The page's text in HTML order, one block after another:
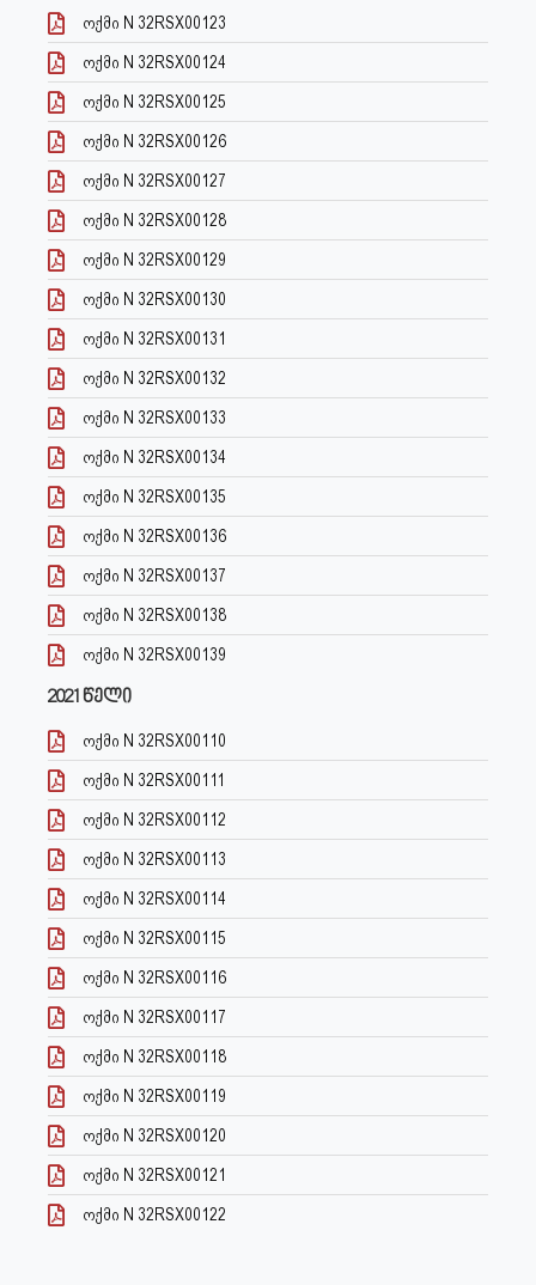
ოქმი N 32RSX00123
ოქმი N 32RSX00124
ოქმი N 32RSX00125
ოქმი N 32RSX00126
ოქმი N 32RSX00127
ოქმი N 32RSX00128
ოქმი N 32RSX00129
ოქმი N 32RSX00130
ოქმი N 32RSX00131
ოქმი N 32RSX00132
ოქმი N 32RSX00133
ოქმი N 32RSX00134
ოქმი N 32RSX00135
ოქმი N 32RSX00136
ოქმი N 32RSX00137
ოქმი N 32RSX00138
ოქმი N 32RSX00139
2021 წელი
ოქმი N 32RSX00110
ოქმი N 32RSX00111
ოქმი N 32RSX00112
ოქმი N 32RSX00113
ოქმი N 32RSX00114
ოქმი N 32RSX00115
ოქმი N 32RSX00116
ოქმი N 32RSX00117
ოქმი N 32RSX00118
ოქმი N 32RSX00119
ოქმი N 32RSX00120
ოქმი N 32RSX00121
ოქმი N 32RSX00122